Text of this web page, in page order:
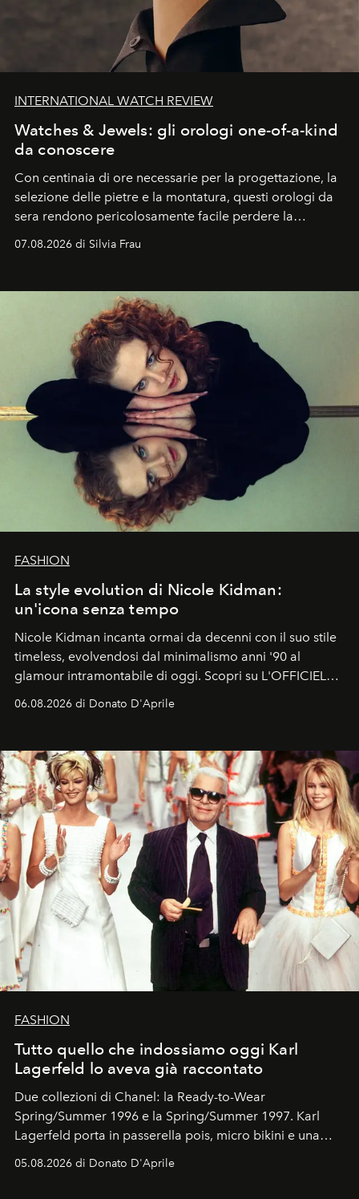
INTERNATIONAL WATCH REVIEW
Watches & Jewels: gli orologi one-of-a-kind
da conoscere
Con centinaia di ore necessarie per la progettazione, la
selezione delle pietre e la montatura, questi orologi da
sera rendono pericolosamente facile perdere la
07.08.2026 di Silvia Frau
FASHION
La style evolution di Nicole Kidman:
un'icona senza tempo
Nicole Kidman incanta ormai da decenni con il suo stile
timeless, evolvendosi dal minimalismo anni '90 al
glamour intramontabile di oggi. Scopri su L'OFFICIEL
06.08.2026 di Donato D'Aprile
FASHION
Tutto quello che indossiamo oggi Karl
Lagerfeld lo aveva già raccontato
Due collezioni di Chanel: la Ready-to-Wear
Spring/Summer 1996 e la Spring/Summer 1997. Karl
Lagerfeld porta in passerella pois, micro bikini e una
Kate, Claudia e Carla una dietro l'altra. Trent'anni dopo,
05.08.2026 di Donato D'Aprile